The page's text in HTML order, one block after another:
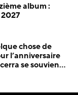
album :
chose de
l’anniversaire
se souvient